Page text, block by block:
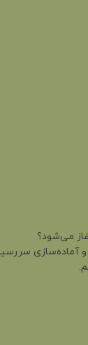
و آماده‌سازی